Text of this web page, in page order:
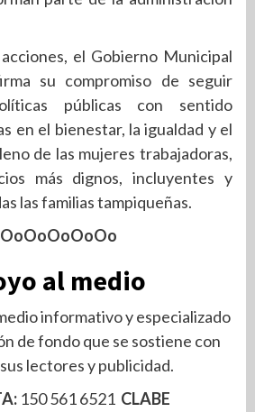
el Gobierno Municipal
su compromiso de seguir
públicas con sentido
en el bienestar, la igualdad y el
de las mujeres trabajadoras,
más dignos, incluyentes y
las familias tampiqueñas.
al medio
informativo y especializado
de fondo que se sostiene con
lectores y publicidad.
150 561 6521 CLABE